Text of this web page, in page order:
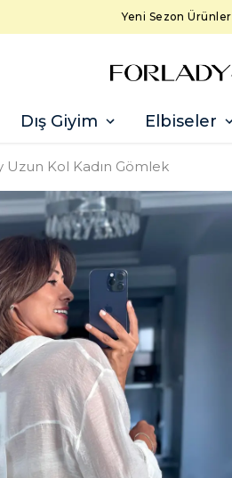
Yeni Sezon Ürünler
Dış Giyim Elbiseler
Uzun Kol Kadın Gömlek